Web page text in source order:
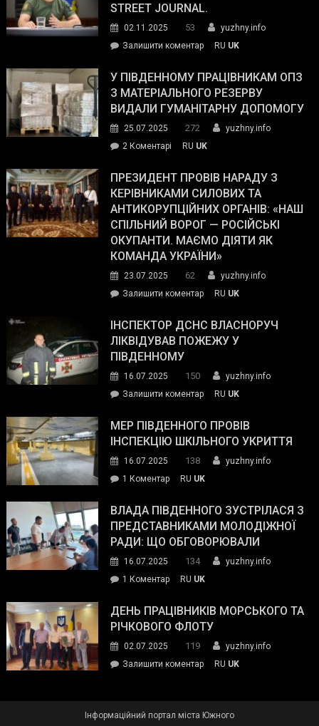
STREET JOURNAL.
02.11.2025 53
yuzhny.info
Залишити коментарon
завойовує
симпатії
виборців
The
Street
Journal.
RU UK
У ПІВДЕННОМУ ПРАЦІВНИКАМ ОПЗ
З МАТЕРІАЛЬНОГО РЕЗЕРВУ
ВИДАЛИ ГУМАНІТАРНУ ДОПОМОГУ
25.07.2025 272
yuzhny.info
2 Коментарі
Південному
працівникам
ОПЗ
з
матеріального
резерву
гуманітарну
допомогу
RU UK
ПРЕЗИДЕНТ ПРОВІВ НАРАДУ З
КЕРІВНИКАМИ СИЛОВИХ ТА
АНТИКОРУПЦІЙНИХ ОРГАНІВ: «НАШ
СПІЛЬНИЙ ВОРОГ — РОСІЙСЬКІ
ОКУПАНТИ. МАЄМО ДІЯТИ ЯК
КОМАНДА УКРАЇНИ»
23.07.2025 62
yuzhny.info
Залишити коментарon
провів
нараду
силових
та
органів:
«Наш
спільний
окупанти.
Маємо
діяти
команда
RU UK
ІНСПЕКТОР ДСНС ВЛАСНОРУЧ
ЛІКВІДУВАВ ПОЖЕЖУ У
ПІВДЕННОМУ
16.07.2025 150
yuzhny.info
Залишити коментарon
ДСНС
власноруч
пожежу
у
RU UK
МЕР ПІВДЕННОГО ПРОВІВ
ІНСПЕКЦІЮ ШКІЛЬНОГО УКРИТТЯ
16.07.2025 138
yuzhny.info
1 Коментардо
Південного
провів
інспекцію
укриття
RU UK
ВЛАДА ПІВДЕННОГО ЗУСТРІЛАСЯ З
ПРЕДСТАВНИКАМИ МОЛОДІЖНОЇ
РАДИ: ЩО ОБГОВОРЮВАЛИ
16.07.2025 134
yuzhny.info
1 Коментардо
Південного
зустрілася
представниками
молодіжної
обговорювали
RU UK
ДЕНЬ ПРАЦІВНИКІВ МОРСЬКОГО ТА
РІЧКОВОГО ФЛОТУ
02.07.2025 119
yuzhny.info
Залишити коментарon
RU UK
Інформаційний портал міста Южного